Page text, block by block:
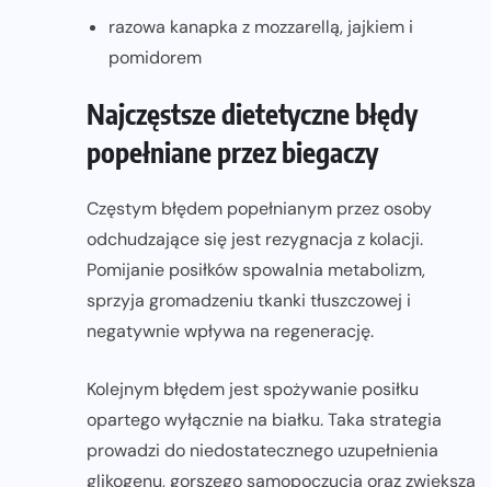
razowa kanapka z mozzarellą, jajkiem i
pomidorem
Najczęstsze dietetyczne błędy
popełniane przez biegaczy
Częstym błędem popełnianym przez osoby
odchudzające się jest rezygnacja z kolacji.
Pomijanie posiłków spowalnia metabolizm,
sprzyja gromadzeniu tkanki tłuszczowej i
negatywnie wpływa na regenerację.
Kolejnym błędem jest spożywanie posiłku
opartego wyłącznie na białku. Taka strategia
prowadzi do niedostatecznego uzupełnienia
glikogenu, gorszego samopoczucia oraz zwiększa